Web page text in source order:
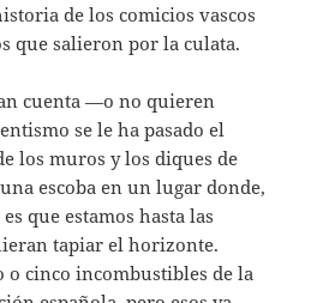
de los comicios vascos
que salieron por la culata.
cuenta —o no quieren
se le ha pasado el
los muros y los diques de
escoba en un lugar donde,
que estamos hasta las
tapiar el horizonte.
o cinco incombustibles de la